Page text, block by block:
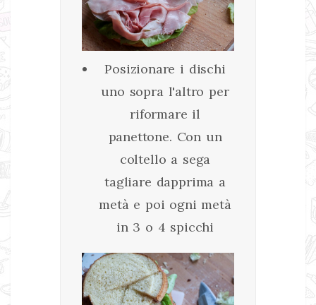
Posizionare i dischi
uno sopra l'altro per
riformare il
panettone. Con un
coltello a sega
tagliare dapprima a
metà e poi ogni metà
in 3 o 4 spicchi